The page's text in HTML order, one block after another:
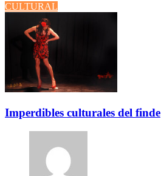
CULTURAL
Imperdibles culturales del finde